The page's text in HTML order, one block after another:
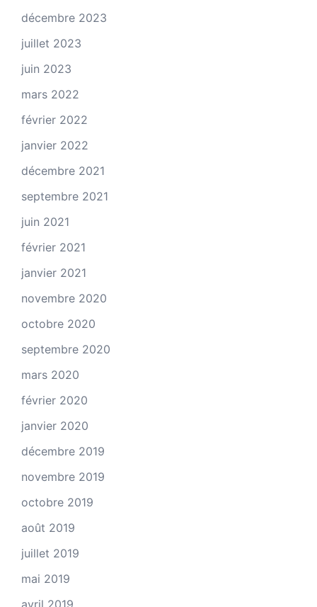
décembre 2023
juillet 2023
juin 2023
mars 2022
février 2022
janvier 2022
décembre 2021
septembre 2021
juin 2021
février 2021
janvier 2021
novembre 2020
octobre 2020
septembre 2020
mars 2020
février 2020
janvier 2020
décembre 2019
novembre 2019
octobre 2019
août 2019
juillet 2019
mai 2019
avril 2019